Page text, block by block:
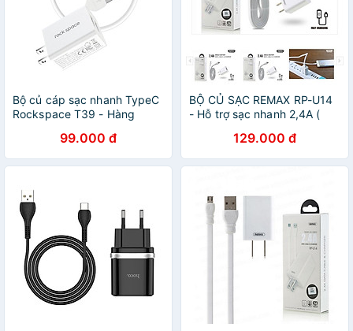
Bộ củ cáp sạc nhanh TypeC
Rockspace T39 - Hàng
99.000 đ
BỘ CỦ SẠC REMAX RP-U14
- Hỗ trợ sạc nhanh 2,4A (
129.000 đ